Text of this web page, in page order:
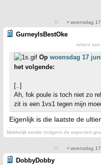
• woensdag
GurneyIsBestOke
rekent
Op woensdag 17
het volgende:
[..]
Ah, fok poule is toch niet zo
zit is een 1vs1 tegen mijn
Eigenlijk is die laatste de
Makkelijk eerste (volgens de expected
• woensdag
DobbyDobby